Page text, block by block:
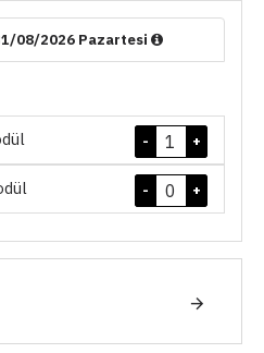
08/2026 Pazartesi
+
-
+
-